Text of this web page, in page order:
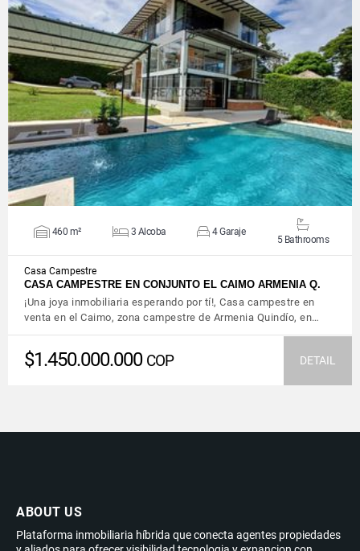
VIEW DETAILS
460 m² 3 Alcoba 4 Garaje
5 Bathrooms
Casa Campestre
CASA CAMPESTRE EN CONJUNTO EL CAIMO ARMENIA Q.
¡Una joya inmobiliaria esperando por tí!, Casa campestre en
venta en el Caimo, zona campestre de Armenia Quindío, en…
$1.450.000.000 COP DETAIL
ABOUT US
Plataforma inmobiliaria híbrida que conecta agentes propiedades